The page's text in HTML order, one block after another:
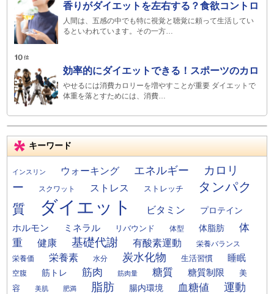
香りがダイエットを左右する？食欲コントロ
人間は、五感の中でも特に視覚と聴覚に頼って生活してい
るといわれています。その一方…
効率的にダイエットできる！スポーツのカロ
やせるには消費カロリーを増やすことが重要 ダイエットで
体重を落とすためには、消費…
キーワード
インスリン ウォーキング エネルギー
カロリ
ー
スクワット ストレス ストレッチ
タンパク
質
ダイエット ビタミン
プロテイン
ホルモン
ミネラル リバウンド 体型 体脂肪
体
重
健康 基礎代謝 有酸素運動 栄養バランス
栄養価 栄養素 水分 炭水化物 生活習慣 睡眠
空腹 筋トレ 筋肉 筋肉量 糖質 糖質制限
美
容
美肌 肥満 脂肪 腸内環境 血糖値 運動